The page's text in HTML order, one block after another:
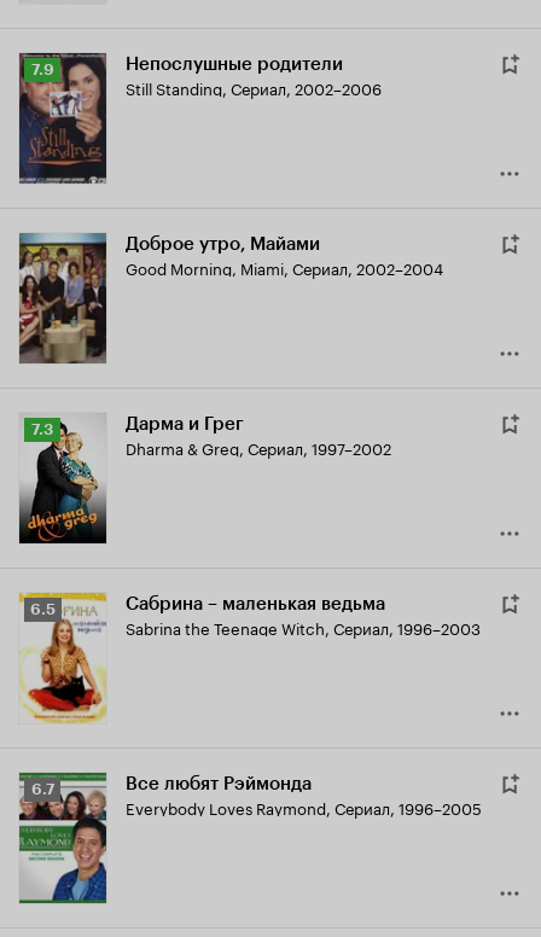
Рейтинг
Кинопоиска
7.9
7.9 Непослушные родители
Still Standing, Сериал, 2002–2006
Доброе утро, Майами
Good Morning, Miami, Сериал, 2002–2004
Рейтинг
Кинопоиска
7.3
7.3 Дарма и Грег
Dharma & Greg, Сериал, 1997–2002
Рейтинг
Кинопоиска
6.5
6.5 Сабрина – маленькая ведьма
Sabrina the Teenage Witch, Сериал, 1996–2003
Рейтинг
Кинопоиска
6.7
6.7 Все любят Рэймонда
Everybody Loves Raymond, Сериал, 1996–2005